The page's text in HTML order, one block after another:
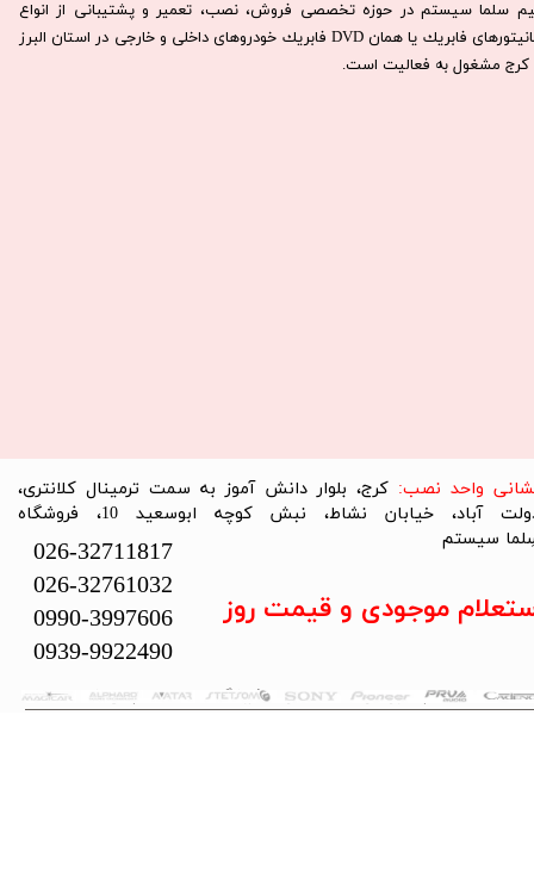
سلما سيستم در حوزه تخصصی فروش، نصب، تعمير و پشتيبانی از انواع
مانيتورهای فابريك يا همان DVD فابريك خودروهای داخلی و خارجی در استان البرز
كرج مشغول به فعاليت است.​​​​​​​
تمام حقوق این سایت متعلق به فروشگاه سلما سیستم می‌باشد.
واحد نصب: کرج، بلوار دانش آموز به سمت ترمینال کلانتری،
دولت آباد، خیابان نشاط، نبش کوچه ابوسعید 10، فروشگاه
سیستم​​​​​​​
026-32711817
026-32761032
0990-3997606
0939-9922490
موجودی و قیمت روز